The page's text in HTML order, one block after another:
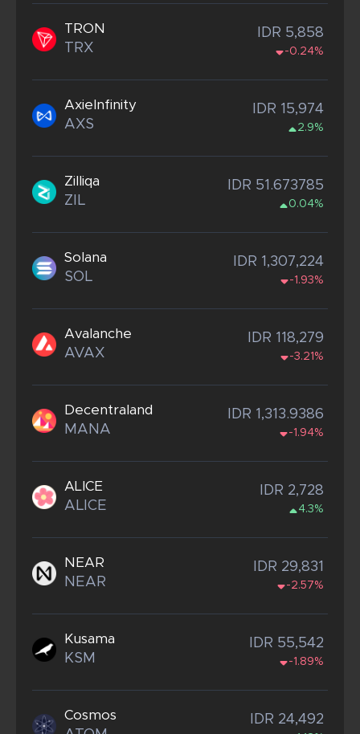
TRON
TRX
IDR 5,858
-0.24%
AxieInfinity
AXS
IDR 15,974
2.9%
Zilliqa
ZIL
IDR 51.673785
0.04%
Solana
SOL
IDR 1,307,224
-1.93%
Avalanche
AVAX
IDR 118,279
-3.21%
Decentraland
MANA
IDR 1,313.9386
-1.94%
ALICE
ALICE
IDR 2,728
4.3%
NEAR
NEAR
IDR 29,831
-2.57%
Kusama
KSM
IDR 55,542
-1.89%
Cosmos IDR 24,492